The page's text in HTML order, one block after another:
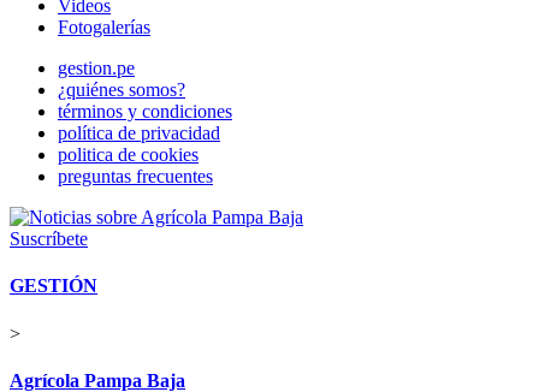
Videos
Fotogalerías
gestion.pe
¿quiénes somos?
términos y condiciones
política de privacidad
politica de cookies
preguntas frecuentes
Suscríbete
GESTIÓN
>
Agrícola Pampa Baja